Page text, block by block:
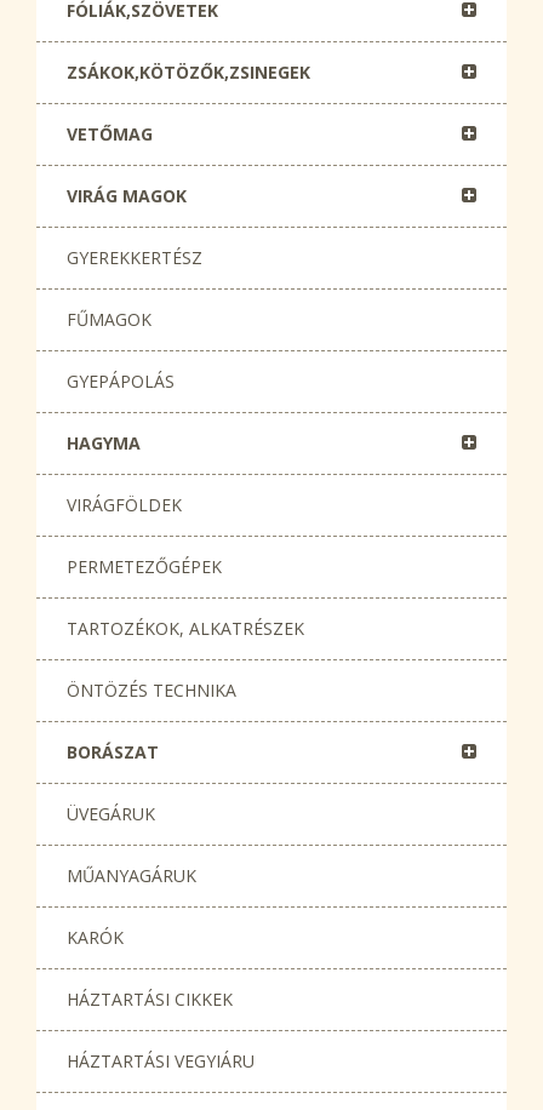
FÓLIÁK,SZÖVETEK
ZSÁKOK,KÖTÖZŐK,ZSINEGEK
VETŐMAG
VIRÁG MAGOK
GYEREKKERTÉSZ
FŰMAGOK
GYEPÁPOLÁS
HAGYMA
VIRÁGFÖLDEK
PERMETEZŐGÉPEK
TARTOZÉKOK, ALKATRÉSZEK
ÖNTÖZÉS TECHNIKA
BORÁSZAT
ÜVEGÁRUK
MŰANYAGÁRUK
KARÓK
HÁZTARTÁSI CIKKEK
HÁZTARTÁSI VEGYIÁRU